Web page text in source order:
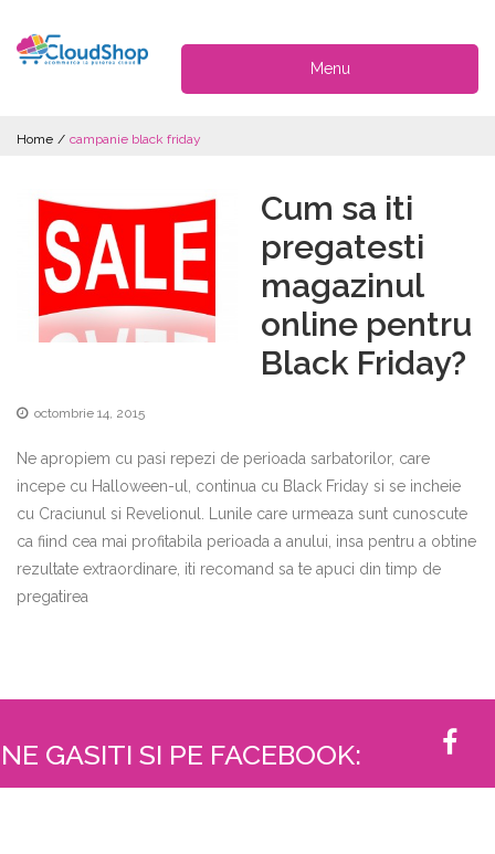
Menu
Home / campanie black friday
Cum sa iti
pregatesti
magazinul
online pentru
Black Friday?
octombrie 14, 2015
Ne apropiem cu pasi repezi de perioada sarbatorilor, care
incepe cu Halloween-ul, continua cu Black Friday si se incheie
cu Craciunul si Revelionul. Lunile care urmeaza sunt cunoscute
ca fiind cea mai profitabila perioada a anului, insa pentru a obtine
rezultate extraordinare, iti recomand sa te apuci din timp de
pregatirea
NE GASITI SI PE FACEBOOK: